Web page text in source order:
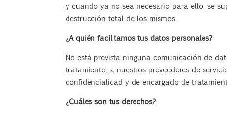
y cuando ya no sea necesario para ello, se
destrucción total de los mismos.
¿A quién facilitamos tus datos personales?
No está prevista ninguna comunicación de
tratamiento, a nuestros proveedores de
confidencialidad y de encargado de
¿Cuáles son tus derechos?